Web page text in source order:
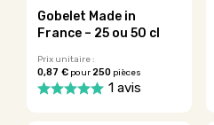
page
du
Gobelet Made in
France – 25 ou 50 cl
Prix unitaire :
0,87 € pour250 pièces
1 avis